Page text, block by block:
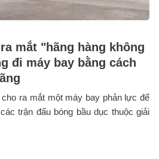
mắt "hãng hàng không
đi máy bay bằng cách
ra mắt một máy bay phản lực để
trận đấu bóng bầu dục thuộc giải